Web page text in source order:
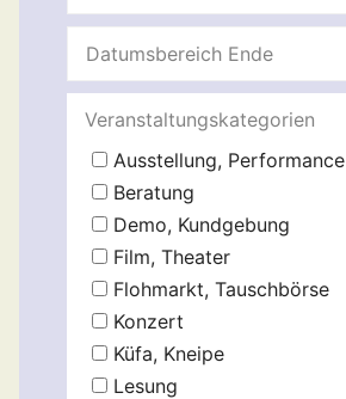
Veranstaltungskategorien
Ausstellung, Performance
Beratung
Demo, Kundgebung
Film, Theater
Flohmarkt, Tauschbörse
Konzert
Küfa, Kneipe
Lesung